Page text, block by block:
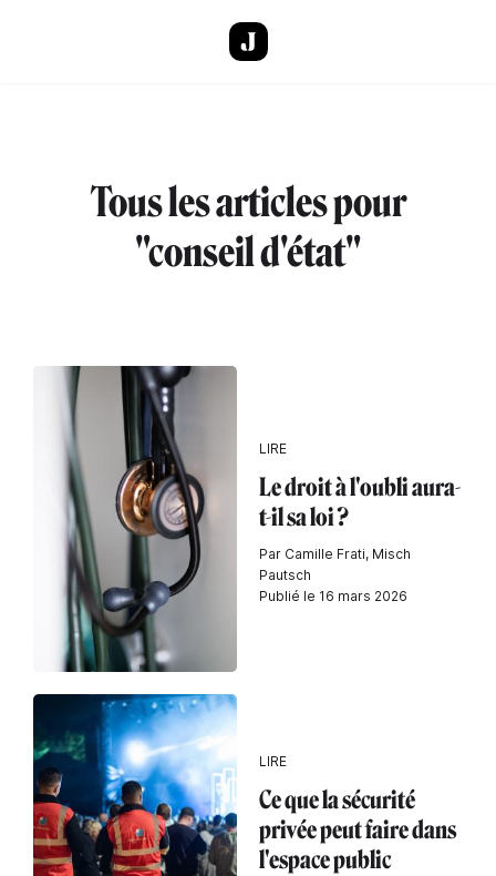
Tous les articles pour
"conseil d'état"
LIRE
Le droit à l'oubli aura-
t-il sa loi ?
Par Camille Frati, Misch
Pautsch
Publié le 16 mars 2026
LIRE
Ce que la sécurité
privée peut faire dans
l'espace public